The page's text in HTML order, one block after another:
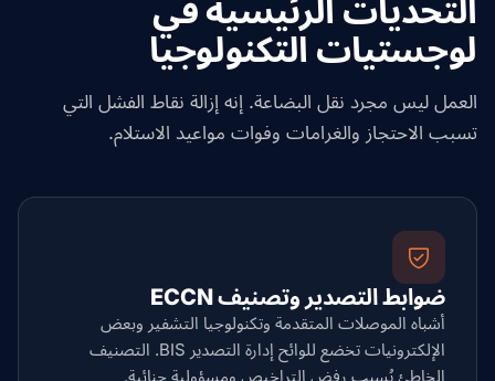
التحديات الرئيسية في
لوجستيات التكنولوجيا
العمل ليس مجرد نقل البضاعة. إنه إزالة نقاط الفشل التي
تسبب الاحتجاز والغرامات وفوات مواعيد الاستلام.
ضوابط التصدير وتصنيف ECCN
أشباه الموصلات المتقدمة وتكنولوجيا التشفير وبعض
الإلكترونيات تخضع للوائح إدارة التصدير BIS. التصنيف
الخاطئ يُسبب رفض التراخيص ومسؤولية جنائية.